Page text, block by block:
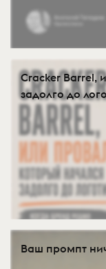
Cracker Barrel,
задолго до
Ваш промпт